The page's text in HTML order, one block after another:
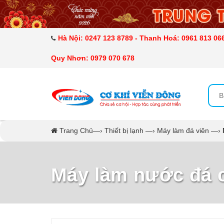
Hà Nội: 0247 123 8789 - Thanh Hoá: 0961 813
Quy Nhơn: 0979 070 678
Trang Chủ—› Thiết bị lạnh —› Máy làm đá viên —›
Máy làm nước đá
DANH MỤC SẢN PHẨM
MÁY ÉP MÍA TẠO BỌT
MÁY RỬA BÁT SIÊU ÂM